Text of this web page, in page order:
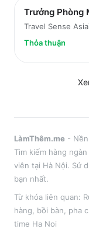
Trưởng Phòng
Travel Sense
Thỏa thuận
LàmThêm.me -
Tìm kiếm hàng
viên tại Hà Nội. Sử
bạn nhất.
Từ khóa liên quan:
hàng, bồi bàn, pha
time Ha Noi